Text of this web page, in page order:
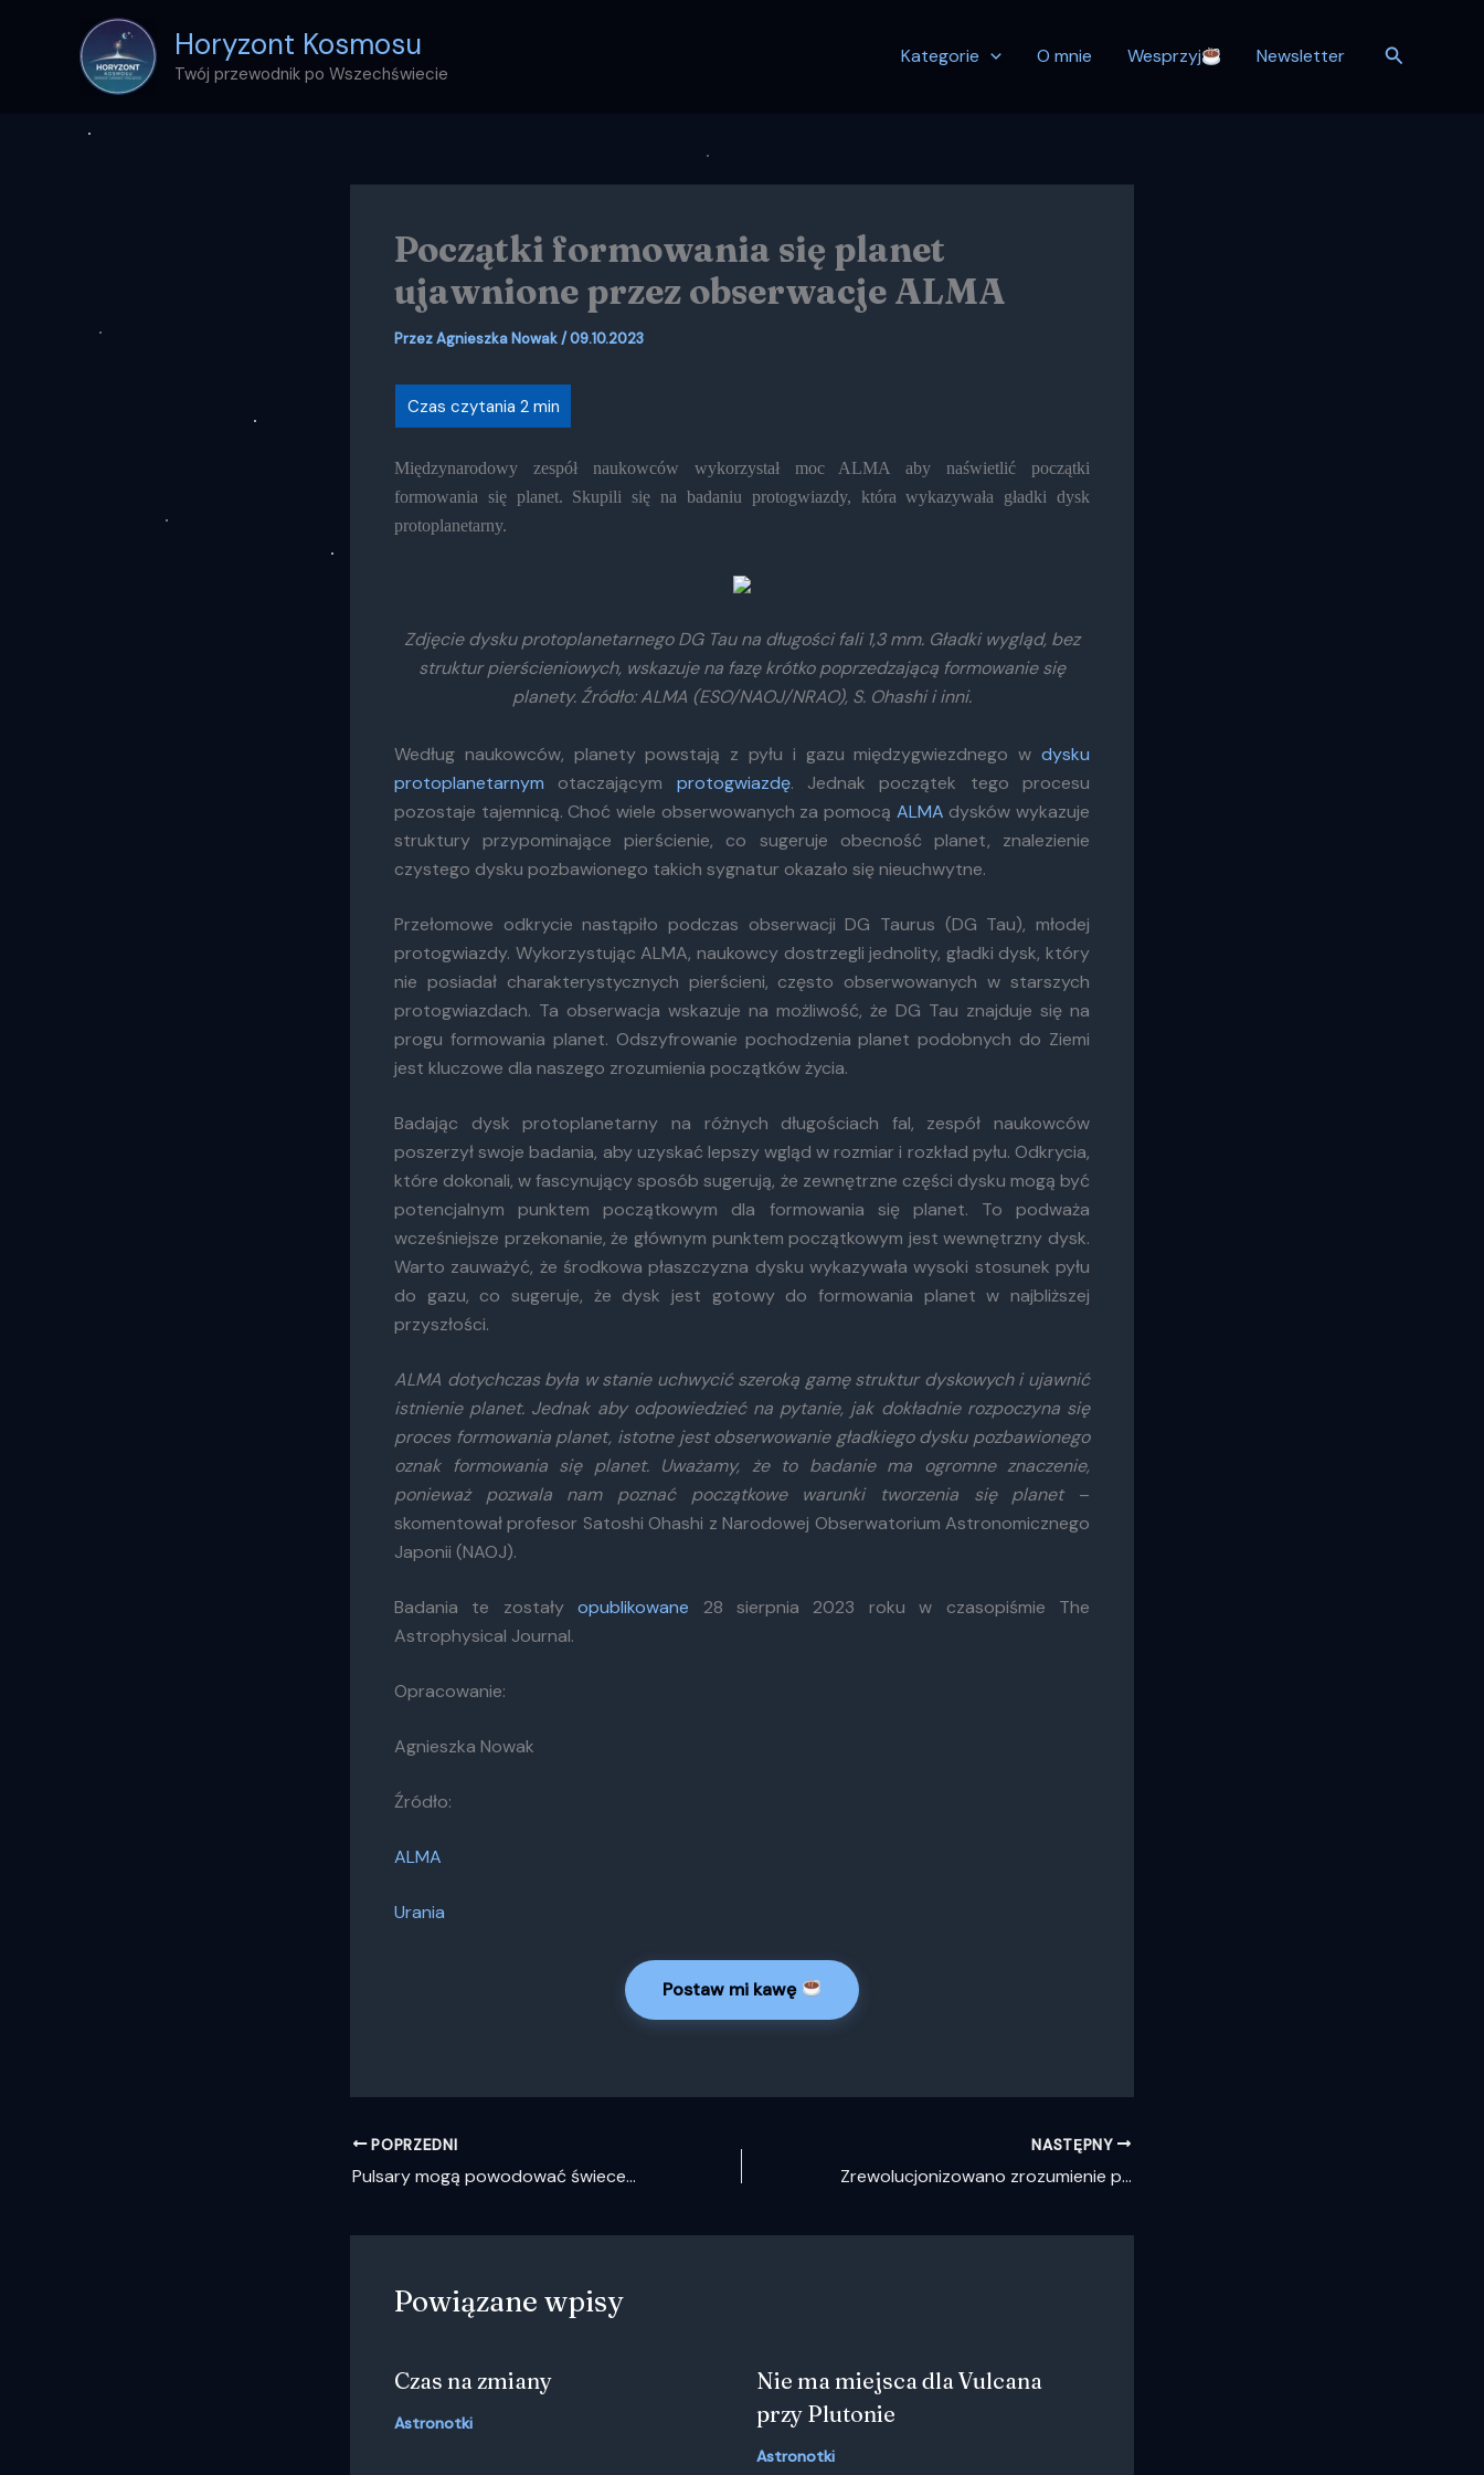
Horyzont Kosmosu
Twój przewodnik po Wszechświecie
Kategorie O mnie Wesprzyj Newsletter Szukaj
Początki formowania się planet
ujawnione przez obserwacje ALMA
PrzezAgnieszka Nowak/09.10.2023
Międzynarodowy zespół naukowców wykorzystał moc ALMA aby naświetlić początki
formowania się planet. Skupili się na badaniu protogwiazdy, która wykazywała gładki dysk
protoplanetarny.
Zdjęcie dysku protoplanetarnego DG Tau na długości fali 1,3 mm. Gładki wygląd, bez
struktur pierścieniowych, wskazuje na fazę krótko poprzedzającą formowanie się
planety. Źródło: ALMA (ESO/NAOJ/NRAO), S. Ohashi i inni.
Według naukowców, planety powstają z pyłu i gazu międzygwiezdnego w dysku
protoplanetarnym otaczającym protogwiazdę. Jednak początek tego procesu
pozostaje tajemnicą. Choć wiele obserwowanych za pomocą ALMA dysków wykazuje
struktury przypominające pierścienie, co sugeruje obecność planet, znalezienie
czystego dysku pozbawionego takich sygnatur okazało się nieuchwytne.
Przełomowe odkrycie nastąpiło podczas obserwacji DG Taurus (DG Tau), młodej
protogwiazdy. Wykorzystując ALMA, naukowcy dostrzegli jednolity, gładki dysk, który
nie posiadał charakterystycznych pierścieni, często obserwowanych w starszych
protogwiazdach. Ta obserwacja wskazuje na możliwość, że DG Tau znajduje się na
progu formowania planet. Odszyfrowanie pochodzenia planet podobnych do Ziemi
jest kluczowe dla naszego zrozumienia początków życia.
Badając dysk protoplanetarny na różnych długościach fal, zespół naukowców
poszerzył swoje badania, aby uzyskać lepszy wgląd w rozmiar i rozkład pyłu. Odkrycia,
które dokonali, w fascynujący sposób sugerują, że zewnętrzne części dysku mogą być
potencjalnym punktem początkowym dla formowania się planet. To podważa
wcześniejsze przekonanie, że głównym punktem początkowym jest wewnętrzny dysk.
Warto zauważyć, że środkowa płaszczyzna dysku wykazywała wysoki stosunek pyłu
do gazu, co sugeruje, że dysk jest gotowy do formowania planet w najbliższej
przyszłości.
ALMA dotychczas była w stanie uchwycić szeroką gamę struktur dyskowych i ujawnić
istnienie planet. Jednak aby odpowiedzieć na pytanie, jak dokładnie rozpoczyna się
proces formowania planet, istotne jest obserwowanie gładkiego dysku pozbawionego
oznak formowania się planet. Uważamy, że to badanie ma ogromne znaczenie,
ponieważ pozwala nam poznać początkowe warunki tworzenia się planet–
skomentował profesor Satoshi Ohashi z Narodowej Obserwatorium Astronomicznego
Japonii (NAOJ).
Badania te zostałyopublikowane 28 sierpnia 2023 roku w czasopiśmie The
Astrophysical Journal.
Opracowanie:
Agnieszka Nowak
Źródło:
ALMA
Urania
Postaw mi kawę
POPRZEDNI
Pulsary mogą powodować świecenie ciemnej materii
NASTĘPNY
Zrewolucjonizowano zrozumienie promieniowania akrecyjnego z supermasywnych czarnych dziur w kwazarach
Powiązane wpisy
Czas na zmiany
Astronotki
Nie ma miejsca dla Vulcana
przy Plutonie
Astronotki